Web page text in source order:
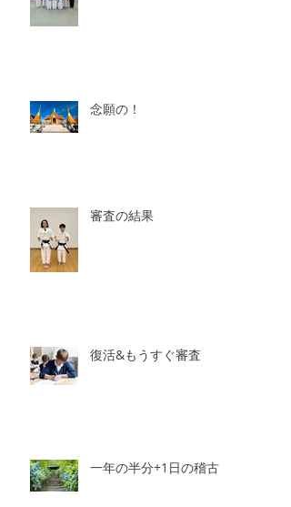
念願の！
審査の結果
復活&もうすぐ審査
一年の半分+1日の稽古